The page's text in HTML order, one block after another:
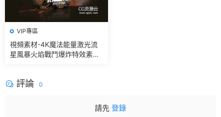
VIP專區
視頻素材-4K魔法能量激光流
星風暴火焰戰鬥爆炸特效素材
評論 0
請先 登錄